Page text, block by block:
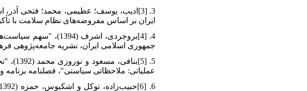
ایران بر اساس مفروضه‌های نظام سلامت با
4. [4]بروجردی، اشرف
جمهوری اسلامی ایران، نشریه جامعه‌پژوهی
5.
عملیاتی: ملاحظاتی سیاستی"، فصلنامه برنامه